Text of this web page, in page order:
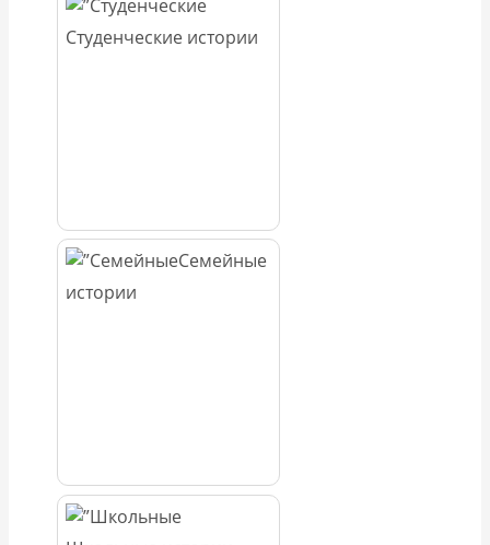
Студенческие истории
Семейные
истории